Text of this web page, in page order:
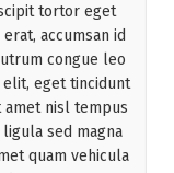
tortor eget
accumsan id
congue leo
elit, eget tincidunt
amet nisl tempus
sed magna
quam vehicula